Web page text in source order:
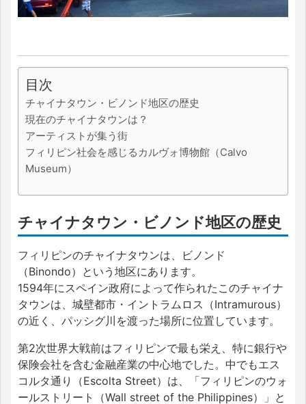
目次
チャイナタウン・ビノンド地区の歴史
現在のチャイナタウンは？
アーティストが集う街
フィリピン社会を感じるカルヴォ博物館（Calvo
Museum）
チャイナタウン・ビノンド地区の歴史
フィリピンのチャイナタウンは、ビノンド
（Binondo）という地区にあります。
1594年にスペイン政府によって作られたこのチャイナ
タウンは、城壁都市・イントラムロス（Intramurous）
の近く、パッシグ川を渡った場所に位置しています。
第2次世界大戦前はフィリピンで最も栄え、特に銀行や
保険会社を含む金融産業の中心地でした。中でもエス
コルタ通り（Escolta Street）は、「フィリピンのウォ
ールストリート（Wall street of the Philippines）」と